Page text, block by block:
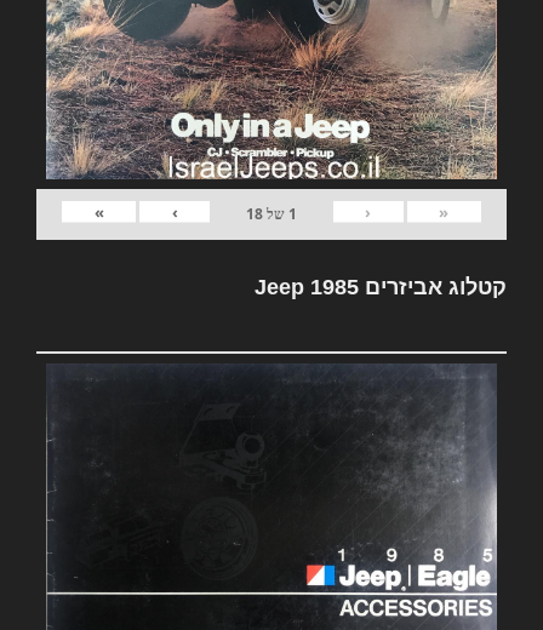
«
‹
1 של18
›
»
קטלוג אביזרים Jeep 1985